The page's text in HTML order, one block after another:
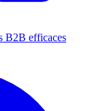
B2B efficaces